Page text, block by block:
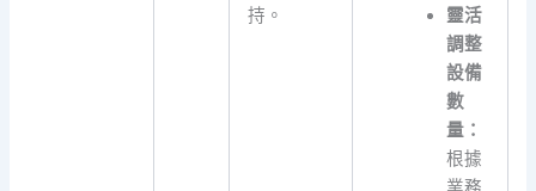
持。
靈活
調整
設備
數
量：
根據